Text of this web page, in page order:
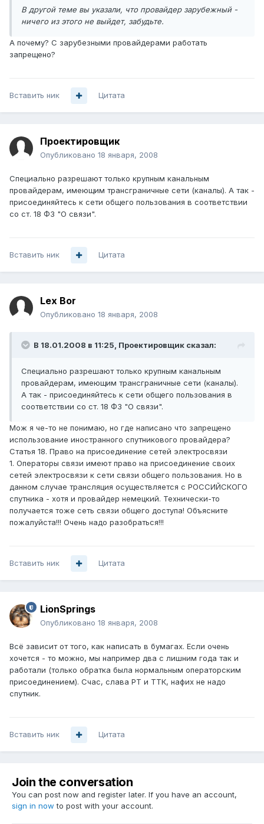
В другой теме вы указали, что провайдер зарубежный -
ничего из этого не выйдет, забудьте.
А почему? С зарубезными провайдерами работать
запрещено?
Вставить ник Цитата
Проектировщик
Опубликовано 18 января, 2008
Специально разрешают только крупным канальным
провайдерам, имеющим трансграничные сети (каналы). А так -
присоединяйтесь к сети общего пользования в соответствии
со ст. 18 ФЗ "О связи".
Вставить ник Цитата
Lex Bor
Опубликовано 18 января, 2008
В 18.01.2008 в 11:25, Проектировщик сказал:
Специально разрешают только крупным канальным
провайдерам, имеющим трансграничные сети (каналы).
А так - присоединяйтесь к сети общего пользования в
соответствии со ст. 18 ФЗ "О связи".
Мож я че-то не понимаю, но где написано что запрещено
использование иностранного спутникового провайдера?
Статья 18. Право на присоединение сетей электросвязи
1. Операторы связи имеют право на присоединение своих
сетей электросвязи к сети связи общего пользования. Но в
данном случае трансляция осуществляется с РОССИЙСКОГО
спутника - хотя и провайдер немецкий. Технически-то
получается тоже сеть связи общего доступа! Объясните
пожалуйста!!! Очень надо разобраться!!!
Вставить ник Цитата
LionSprings
Опубликовано 18 января, 2008
Всё зависит от того, как написать в бумагах. Если очень
хочется - то можно, мы например два с лишним года так и
работали (только обратка была нормальным операторским
присоединением). Счас, слава РТ и ТТК, нафих не надо
спутник.
Вставить ник Цитата
Join the conversation
You can post now and register later. If you have an account,
sign in now to post with your account.